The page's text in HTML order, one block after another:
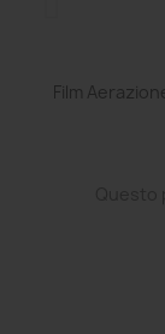
Film